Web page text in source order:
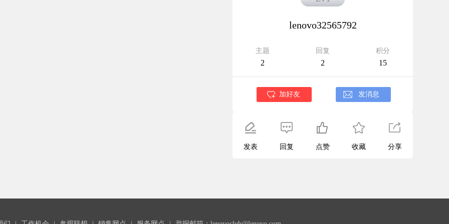
lenovo32565792
主题
2
回复
2
积分
15
加好友 发消息
发表 回复 点赞 收藏 分享